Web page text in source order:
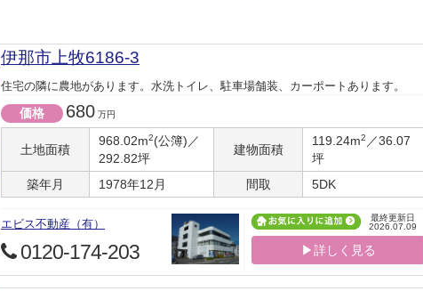
伊那市上牧6186-3
住宅の隣に農地があります。水洗トイレ、駐車場舗装、カーポートあります。
価格 680 万円
土地面積
968.02m2(公簿)／
292.82坪
建物面積
119.24m2 ／36.07
坪
築年月
1978年12月 間取 5DK
エビス不動産（有）
0120-174-203
最終更新日
2026.07.09
▶詳しく見る